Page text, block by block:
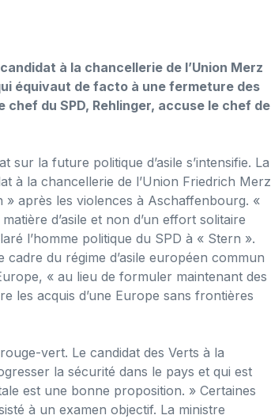
à la chancellerie de l’Union Merz
équivaut de facto à une fermeture des
du SPD, Rehlinger, accuse le chef de
la future politique d’asile s’intensifie. La
à la chancellerie de l’Union Friedrich Merz
» après les violences à Aschaffenbourg. «
d’asile et non d’un effort solitaire
l’homme politique du SPD à « Stern ».
du régime d’asile européen commun
« au lieu de formuler maintenant des
les acquis d’une Europe sans frontières
vert. Le candidat des Verts à la
la sécurité dans le pays et qui est
est une bonne proposition. » Certaines
à un examen objectif. La ministre